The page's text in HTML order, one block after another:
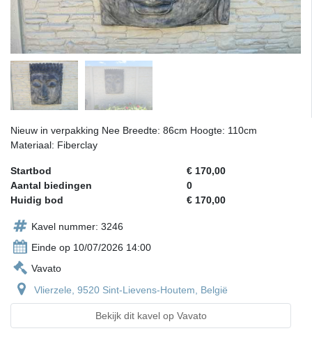
Nieuw in verpakking Nee Breedte: 86cm Hoogte: 110cm
Materiaal: Fiberclay
Startbod
€ 170,00
Aantal biedingen
0
Huidig bod
€ 170,00
Kavel nummer: 3246
Einde op 10/07/2026 14:00
Vavato
Vlierzele, 9520 Sint-Lievens-Houtem, België
Bekijk dit kavel op Vavato